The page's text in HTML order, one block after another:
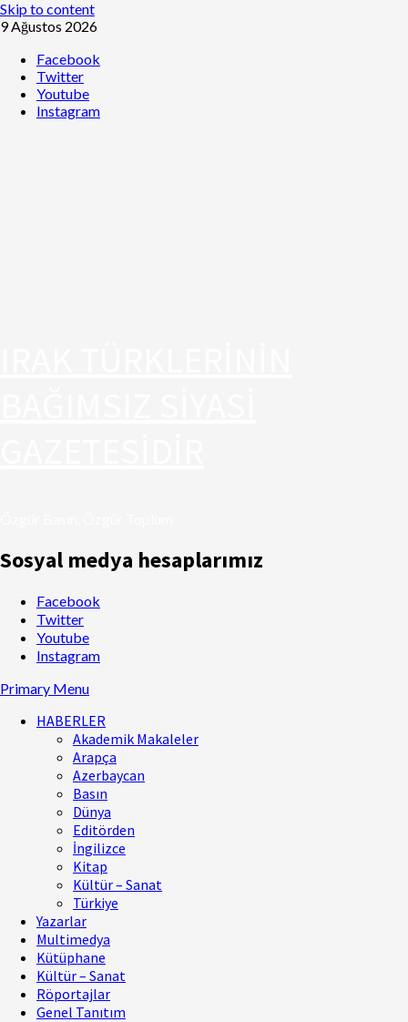
Skip to content
9 Ağustos 2026
Facebook
Twitter
Youtube
Instagram
Sosyal medya hesaplarımız
Facebook
Twitter
Youtube
Instagram
Primary Menu
HABERLER
Akademik Makaleler
Arapça
Azerbaycan
Basın
Dünya
Editörden
İngilizce
Kitap
Kültür – Sanat
Türkiye
Yazarlar
Multimedya
Kütüphane
Kültür – Sanat
Röportajlar
Genel Tanıtım